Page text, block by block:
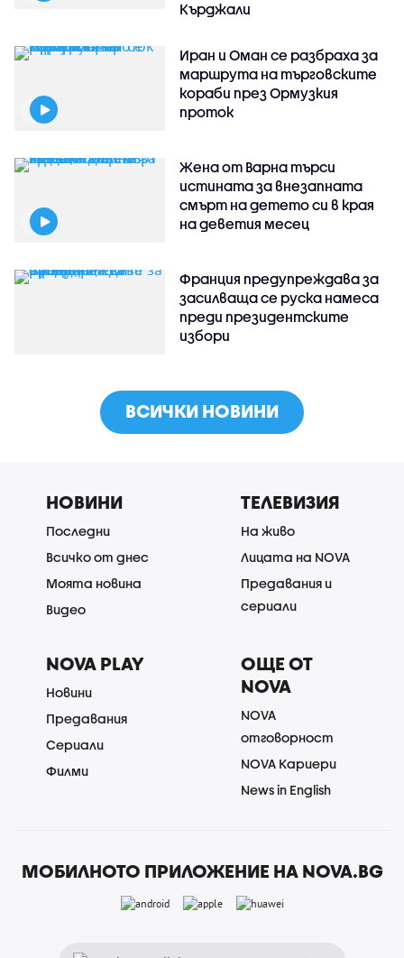
Кърджали
Иран и Оман се разбраха за
маршрута на търговските
кораби през Ормузкия
проток
Жена от Варна търси
истината за внезапната
смърт на детето си в края
на деветия месец
Франция предупреждава за
засилваща се руска намеса
преди президентските
избори
ВСИЧКИ НОВИНИ
НОВИНИ
Последни
Всичко от днес
Моята новина
Видео
ТЕЛЕВИЗИЯ
На живо
Лицата на NOVA
Предавания и
сериали
NOVA PLAY
Новини
Предавания
Сериали
Филми
ОЩЕ ОТ
NOVA
NOVA
отговорност
NOVA Кариери
News in English
МОБИЛНОТО ПРИЛОЖЕНИЕ НА NOVA.BG